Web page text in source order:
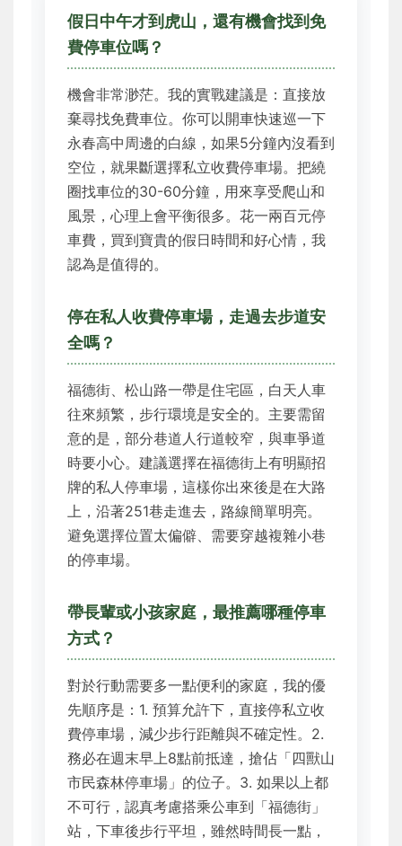
假日中午才到虎山，還有機會找到免
費停車位嗎？
機會非常渺茫。我的實戰建議是：直接放
棄尋找免費車位。你可以開車快速巡一下
永春高中周邊的白線，如果5分鐘內沒看到
空位，就果斷選擇私立收費停車場。把繞
圈找車位的30-60分鐘，用來享受爬山和
風景，心理上會平衡很多。花一兩百元停
車費，買到寶貴的假日時間和好心情，我
認為是值得的。
停在私人收費停車場，走過去步道安
全嗎？
福德街、松山路一帶是住宅區，白天人車
往來頻繁，步行環境是安全的。主要需留
意的是，部分巷道人行道較窄，與車爭道
時要小心。建議選擇在福德街上有明顯招
牌的私人停車場，這樣你出來後是在大路
上，沿著251巷走進去，路線簡單明亮。
避免選擇位置太偏僻、需要穿越複雜小巷
的停車場。
帶長輩或小孩家庭，最推薦哪種停車
方式？
對於行動需要多一點便利的家庭，我的優
先順序是：1. 預算允許下，直接停私立收
費停車場，減少步行距離與不確定性。2.
務必在週末早上8點前抵達，搶佔「四獸山
市民森林停車場」的位子。3. 如果以上都
不可行，認真考慮搭乘公車到「福德街」
站，下車後步行平坦，雖然時間長一點，